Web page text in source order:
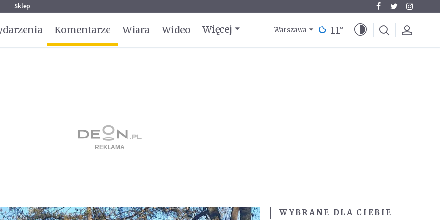
Sklep
Komentarze Wiara Wideo Więcej Warszawa 11°
WYBRANE DLA CIEBIE